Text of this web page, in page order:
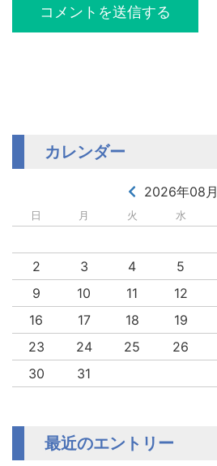
カレンダー
2026年08月
日 月 火 水
2
3 4 5
9
10 11 12
16
17 18 19
23
24 25 26
30
31
最近のエントリー